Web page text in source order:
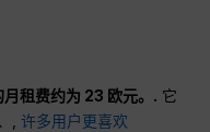
租费约为 23 欧元。. 它
,许多用户更喜欢